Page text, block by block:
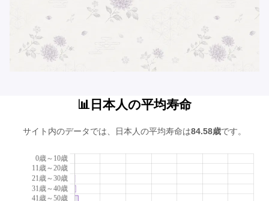
📊日本人の平均寿命
サイト内のデータでは、日本人の平均寿命は84.58歳です。